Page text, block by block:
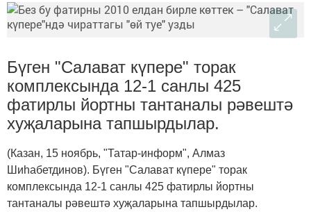
Бүген "Салават күпере" торак
комплексында 12-1 санлы 425
фатирлы йортны тантаналы рәвештә
хуҗаларына тапшырдылар.
(Казан, 15 ноябрь, "Татар-информ", Алмаз
Шиһабетдинов). Бүген "Салават күпере" торак
комплексында 12-1 санлы 425 фатирлы йортны
тантаналы рәвештә хуҗаларына тапшырдылар.